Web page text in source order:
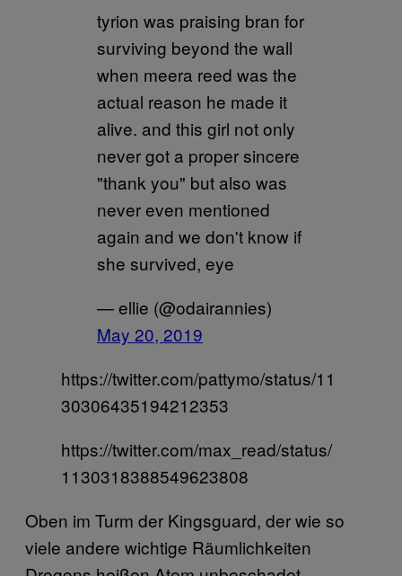
tyrion was praising bran for
surviving beyond the wall
when meera reed was the
actual reason he made it
alive. and this girl not only
never got a proper sincere
"thank you" but also was
never even mentioned
again and we don't know if
she survived, eye
— ellie (@odairannies)
May 20, 2019
https://twitter.com/pattymo/status/11
30306435194212353
https://twitter.com/max_read/status/
1130318388549623808
Oben im Turm der Kingsguard, der wie so
viele andere wichtige Räumlichkeiten